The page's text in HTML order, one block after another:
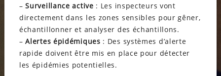
–Surveillance active : Les inspecteurs vont
directement dans les zones sensibles pour gêner,
échantillonner et analyser des échantillons.
–Alertes épidémiques : Des systèmes d’alerte
rapide doivent être mis en place pour détecter
les épidémies potentielles.